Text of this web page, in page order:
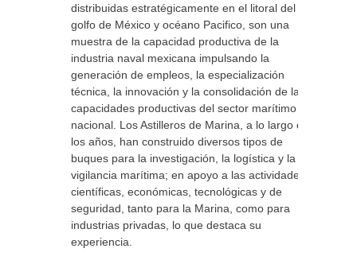
distribuidas estratégicamente en el litoral del
golfo de México y océano Pacifico, son una
muestra de la capacidad productiva de la
industria naval mexicana impulsando la
generación de empleos, la especialización
técnica, la innovación y la consolidación de las
capacidades productivas del sector marítimo
nacional. Los Astilleros de Marina, a lo largo de
los años, han construido diversos tipos de
buques para la investigación, la logística y la
vigilancia marítima; en apoyo a las actividades
científicas, económicas, tecnológicas y de
seguridad, tanto para la Marina, como para
industrias privadas, lo que destaca su
experiencia.